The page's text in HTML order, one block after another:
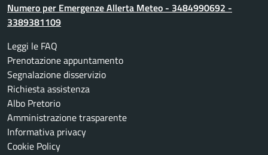
Numero per Emergenze Allerta Meteo - 3484990692 -
3389381109
Leggi le FAQ
Prenotazione appuntamento
Segnalazione disservizio
Richiesta assistenza
Albo Pretorio
Amministrazione trasparente
Informativa privacy
Cookie Policy